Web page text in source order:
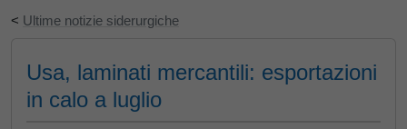
< Ultime notizie siderurgiche
Usa, laminati mercantili: esportazioni
in calo a luglio